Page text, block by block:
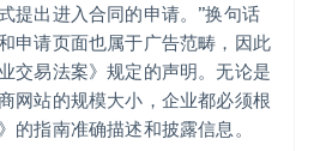
提出进入合同的申请。”换句话
申请页面也属于广告范畴，因此
交易法案》规定的声明。无论是
网站的规模大小，企业都必须根
的指南准确描述和披露信息。